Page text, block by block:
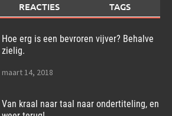
REACTIES TAGS
Hoe erg is een bevroren vijver? Behalve
zielig.
maart 14, 2018
Van kraal naar taal naar ondertiteling, en